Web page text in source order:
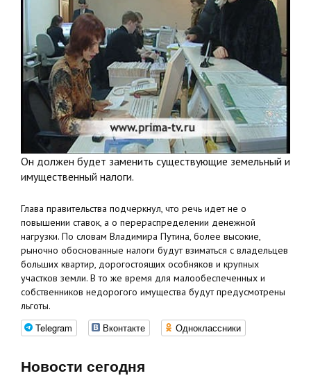
Он должен будет заменить существующие земельный и
имущественный налоги.
Глава правительства подчеркнул, что речь идет не о
повышении ставок, а о перераспределении денежной
нагрузки. По словам Владимира Путина, более высокие,
рыночно обоснованные налоги будут взиматься с владельцев
больших квартир, дорогостоящих особняков и крупных
участков земли. В то же время для малообеспеченных и
собственников недорогого имущества будут предусмотрены
льготы.
Telegram Вконтакте Одноклассники
Новости сегодня